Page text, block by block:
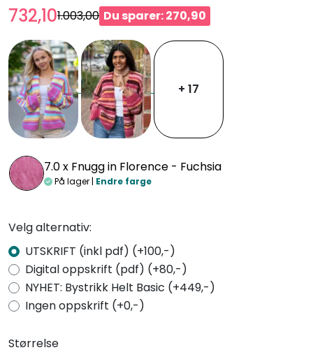
732,101.003,00 Du sparer: 270,90
+ 17
7.0 x Fnugg in Florence - Fuchsia
På lager | Endre farge
Velg alternativ:
UTSKRIFT (inkl pdf) (+100,-)
Digital oppskrift (pdf) (+80,-)
NYHET: Bystrikk Helt Basic (+449,-)
Ingen oppskrift (+0,-)
Størrelse